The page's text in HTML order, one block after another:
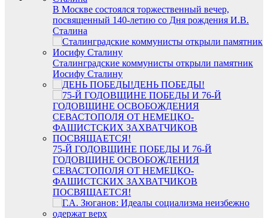
В Москве состоялся торжественный вечер,
посвященный 140-летию со Дня рождения И.В.
Сталина
Сталинградские коммунисты открыли памятник
Иосифу Сталину
ДЕНЬ ПОБЕДЫ!
75-Й ГОДОВЩИНЕ ПОБЕДЫ И 76-Й
ГОДОВЩИНЕ ОСВОБОЖДЕНИЯ
СЕВАСТОПОЛЯ ОТ НЕМЕЦКО-
ФАШИСТСКИХ ЗАХВАТЧИКОВ
ПОСВЯЩАЕТСЯ!